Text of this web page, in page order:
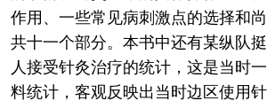
作用、一些常见病刺激点的选择和
共十一个部分。本书中还有某纵队
人接受针灸治疗的统计，这是当时
料统计，客观反映出当时边区使用